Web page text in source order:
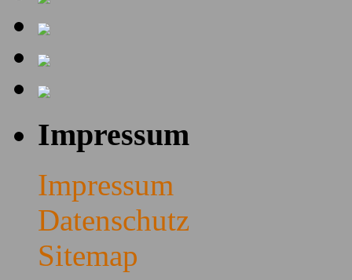
Impressum
Impressum
Datenschutz
Sitemap